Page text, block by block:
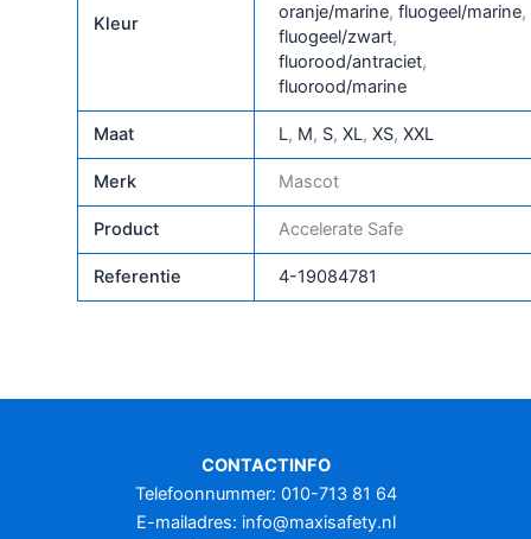
Kleur
oranje/marine, fluogeel/marine,
fluogeel/zwart,
fluorood/antraciet,
fluorood/marine
Maat L, M, S, XL, XS, XXL
Merk Mascot
Product Accelerate Safe
Referentie 4-19084781
CONTACTINFO
Telefoonnummer: 010-713 81 64
E-mailadres: info@maxisafety.nl